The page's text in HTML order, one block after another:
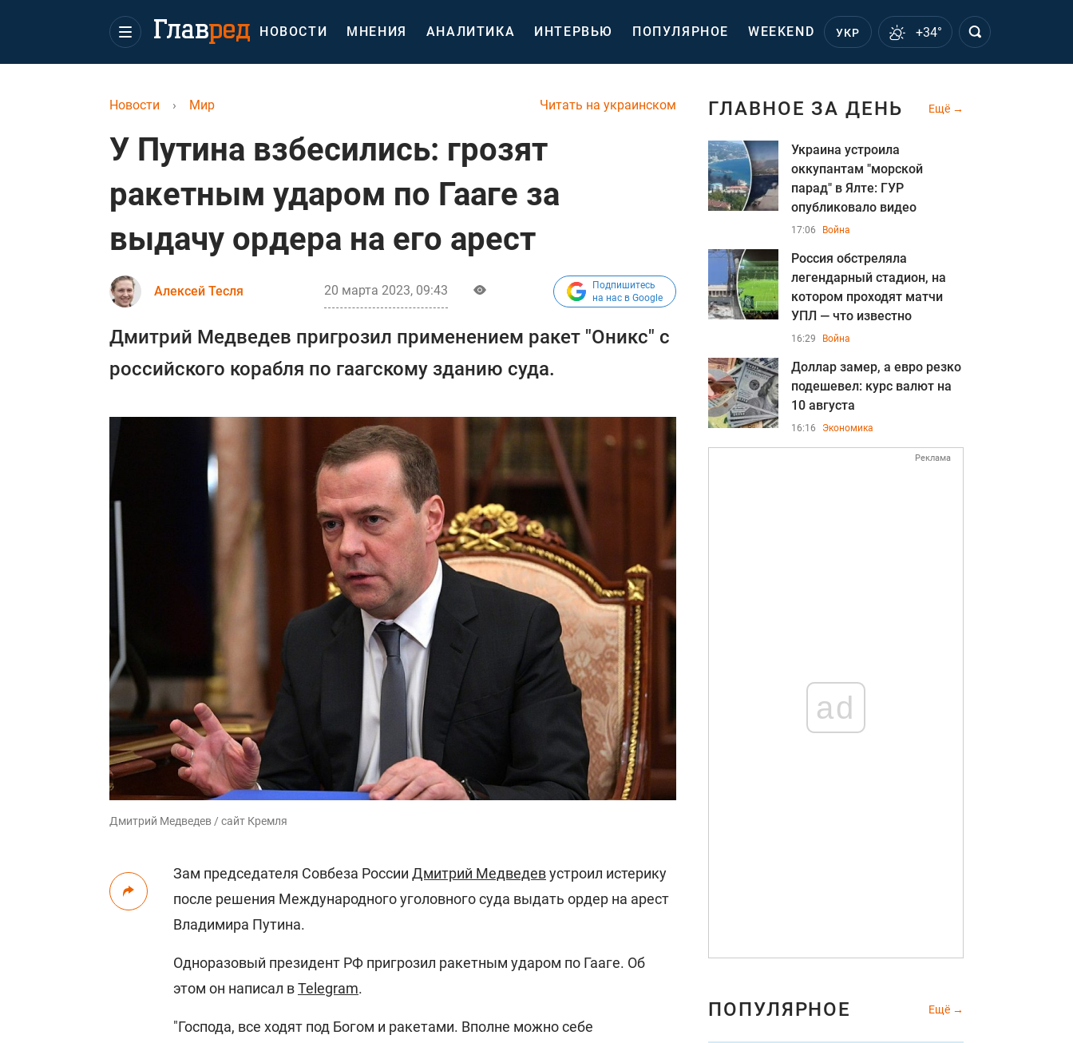
НОВОСТИ МНЕНИЯ АНАЛИТИКА ИНТЕРВЬЮ ПОПУЛЯРНОЕ WEEKEND УКР +34°
Читать на украинском
Новости › Мир
У Путина взбесились: грозят
ракетным ударом по Гааге за
выдачу ордера на его арест
Алексей Тесля 20 марта 2023, 09:43
Подпишитесь
на нас в Google
Дмитрий Медведев пригрозил применением ракет "Оникс" с
российского корабля по гаагскому зданию суда.
Дмитрий Медведев / сайт Кремля
Зам председателя Совбеза России Дмитрий Медведевустроил истерику
после решения Международного уголовного суда выдать ордер на арест
Владимира Путина.
Одноразовый президент РФ пригрозил ракетным ударом по Гааге. Об
этом он написал вTelegram.
"Господа, все ходят под Богом и ракетами. Вполне можно себе
ГЛАВНОЕ ЗА ДЕНЬ Ещё
Украина устроила
оккупантам "морской
парад" в Ялте: ГУР
опубликовало видео
17:06 Война
Россия обстреляла
легендарный стадион, на
котором проходят матчи
УПЛ — что известно
16:29 Война
Доллар замер, а евро резко
подешевел: курс валют на
10 августа
16:16 Экономика
Реклама
ad
ПОПУЛЯРНОЕ Ещё